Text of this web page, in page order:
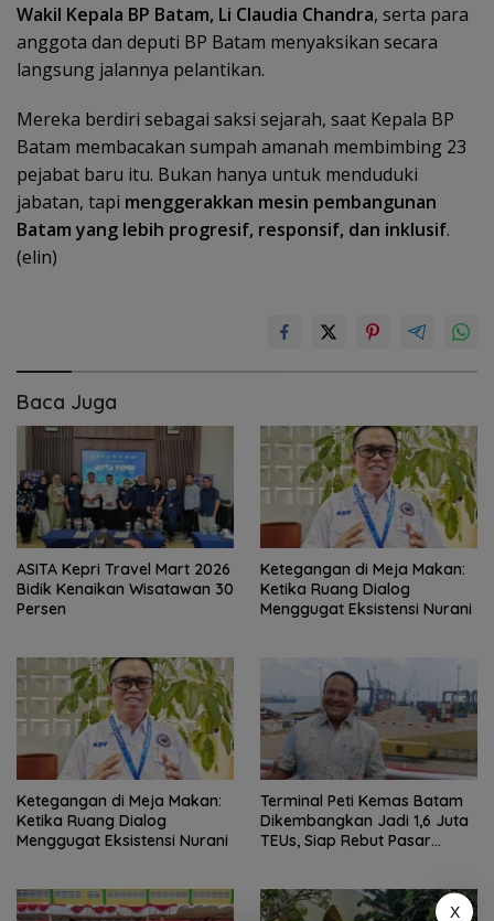
Wakil Kepala BP Batam, Li Claudia Chandra, serta para
anggota dan deputi BP Batam menyaksikan secara
langsung jalannya pelantikan.
Mereka berdiri sebagai saksi sejarah, saat Kepala BP
Batam membacakan sumpah amanah membimbing 23
pejabat baru itu. Bukan hanya untuk menduduki
jabatan, tapi menggerakkan mesin pembangunan
Batam yang lebih progresif, responsif, dan inklusif.
(elin)
Baca Juga
ASITA Kepri Travel Mart 2026
Bidik Kenaikan Wisatawan 30
Persen
Ketegangan di Meja Makan:
Ketika Ruang Dialog
Menggugat Eksistensi Nurani
Ketegangan di Meja Makan:
Ketika Ruang Dialog
Menggugat Eksistensi Nurani
Terminal Peti Kemas Batam
Dikembangkan Jadi 1,6 Juta
TEUs, Siap Rebut Pasar
X